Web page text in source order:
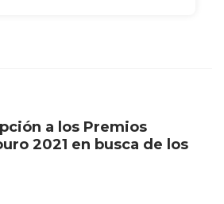
a los Premios
2021 en busca de los